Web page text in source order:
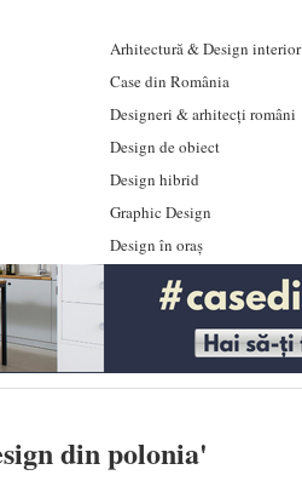
Arhitectură & Design interior
Case din România
Designeri & arhitecți români
Design de obiect
Design hibrid
Graphic Design
Design în oraș
din polonia'